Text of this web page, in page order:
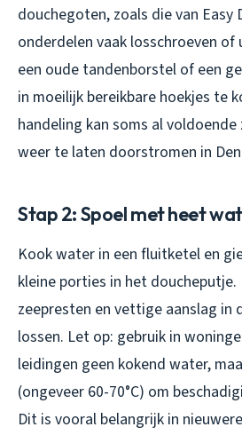
douchegoten, zoals die van Easy
onderdelen vaak losschroeven of
een oude tandenborstel of een
in moeilijk bereikbare hoekjes te
handeling kan soms al
weer te laten doorstromen in
Stap 2: Spoel met heet
Kook water in een fluitketel en
kleine porties in het
zeepresten en vettige aanslag in
lossen. Let op: gebruik in
leidingen geen kokend water,
(ongeveer 60-70°C) om
Dit is vooral belangrijk in